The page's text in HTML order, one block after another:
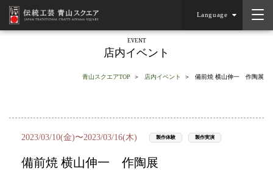
Language
EVENT
店内イベント
青山スクエアTOP 店内イベント 備前焼 横山伸一 作陶展
2023/03/10(金)〜2023/03/16(木) 製作体験 製作実演
備前焼 横山伸一 作陶展